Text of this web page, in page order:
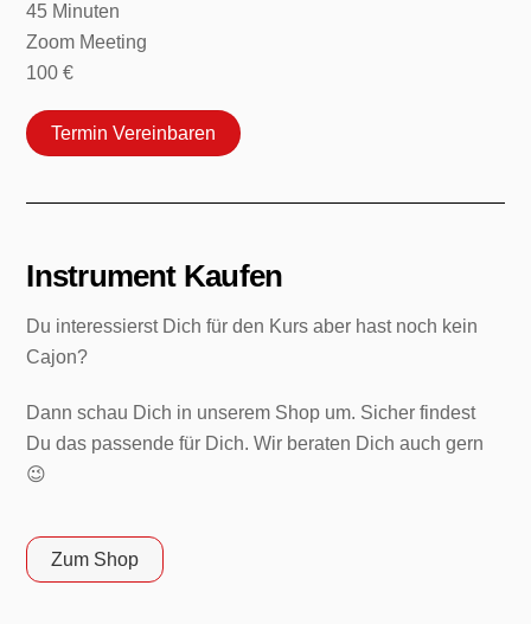
45 Minuten
Zoom Meeting
100 €
Termin Vereinbaren
Instrument Kaufen
Du interessierst Dich für den Kurs aber hast noch kein
Cajon?
Dann schau Dich in unserem Shop um. Sicher findest
Du das passende für Dich. Wir beraten Dich auch gern
😉
Zum Shop